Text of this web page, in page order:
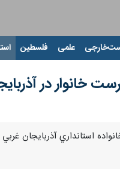
علمی فلسطین